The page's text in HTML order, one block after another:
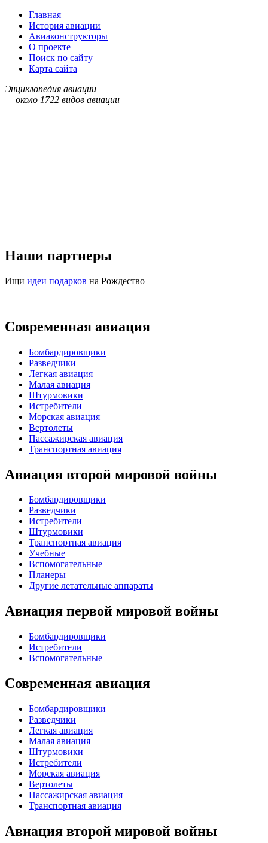
Главная
История авиации
Авиаконструкторы
О проекте
Поиск по сайту
Карта сайта
Энциклопедия авиации
— около 1722 видов авиации
Наши партнеры
Ищи идеи подарков на Рождество
Современная авиация
Бомбардировщики
Разведчики
Легкая авиация
Малая авиация
Штурмовики
Истребители
Морская авиация
Вертолеты
Пассажирская авиация
Транспортная авиация
Авиация второй мировой войны
Бомбардировщики
Разведчики
Истребители
Штурмовики
Транспортная авиация
Учебные
Вспомогательные
Планеры
Другие летательные аппараты
Авиация первой мировой войны
Бомбардировщики
Истребители
Вспомогательные
Современная авиация
Бомбардировщики
Разведчики
Легкая авиация
Малая авиация
Штурмовики
Истребители
Морская авиация
Вертолеты
Пассажирская авиация
Транспортная авиация
Авиация второй мировой войны